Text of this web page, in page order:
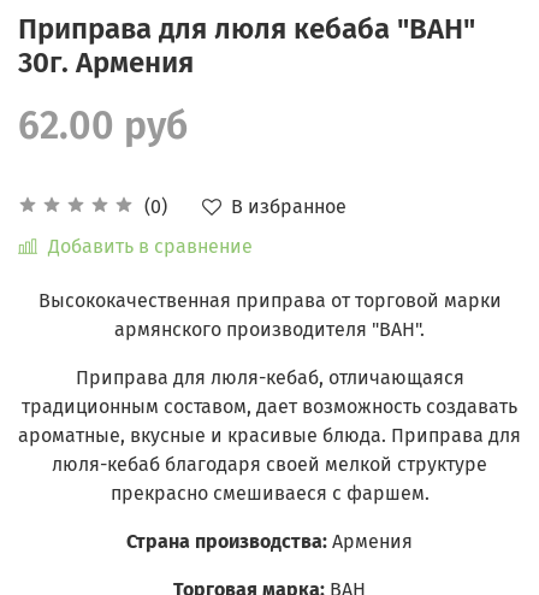
Приправа для люля кебаба "ВАН"
30г. Армения
(0)
В избранное
Добавить в сравнение
62.00 руб
Высококачественная приправа от торговой марки
армянского производителя "ВАН".
Приправа для люля-кебаб, отличающаяся
традиционным составом, дает возможность создавать
ароматные, вкусные и красивые блюда. Приправа для
люля-кебаб благодаря своей мелкой структуре
прекрасно смешиваеся с фаршем.
Страна производства: Армения
Торговая марка: ВАН